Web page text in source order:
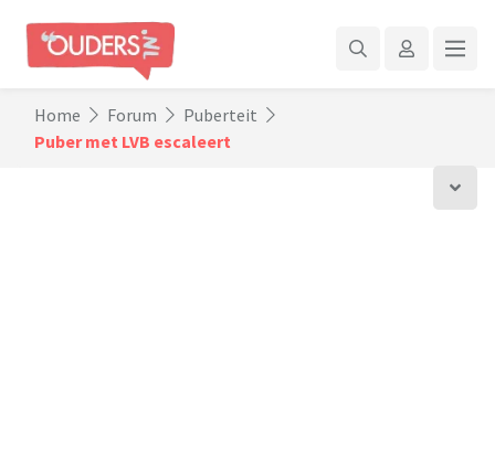
Home Forum
Puberteit
Puber met LVB escaleert